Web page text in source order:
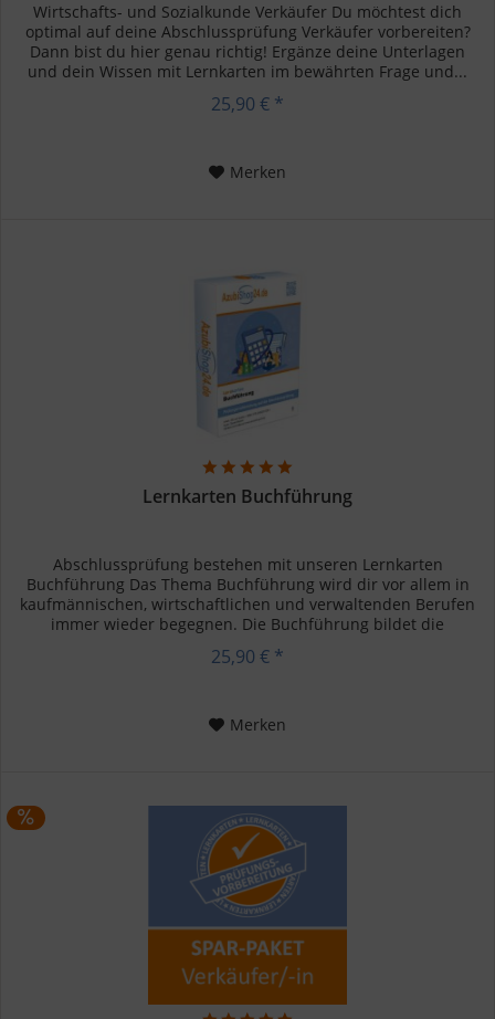
Wirtschafts- und Sozialkunde Verkäufer Du möchtest dich
optimal auf deine Abschlussprüfung Verkäufer vorbereiten?
Dann bist du hier genau richtig! Ergänze deine Unterlagen
und dein Wissen mit Lernkarten im bewährten Frage und...
25,90 € *
Merken
Lernkarten Buchführung
Abschlussprüfung bestehen mit unseren Lernkarten
Buchführung Das Thema Buchführung wird dir vor allem in
kaufmännischen, wirtschaftlichen und verwaltenden Berufen
immer wieder begegnen. Die Buchführung bildet die
Grundlage aller...
25,90 € *
Merken